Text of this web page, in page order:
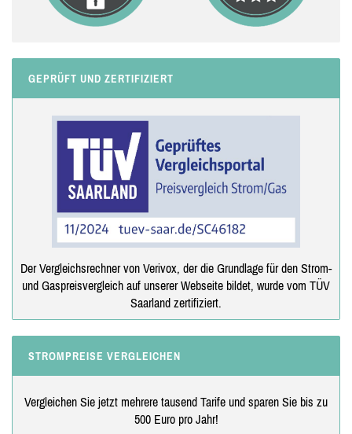
GEPRÜFT UND ZERTIFIZIERT
Der Vergleichsrechner von Verivox, der die Grundlage für den Strom-
und Gaspreisvergleich auf unserer Webseite bildet, wurde vom TÜV
Saarland zertifiziert.
STROMPREISE VERGLEICHEN
Vergleichen Sie jetzt mehrere tausend Tarife und sparen Sie bis zu
500 Euro pro Jahr!